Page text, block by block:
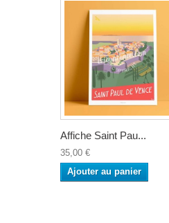
Affiche Saint Pau...
35,00 €
Ajouter au panier